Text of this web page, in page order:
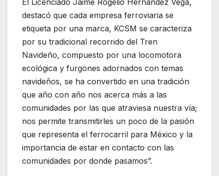
destacó que cada empresa ferroviaria se
etiqueta por una marca, KCSM se caracteriza
por su tradicional recorrido del Tren
Navideño, compuesto por una locomotora
ecológica y furgones adornados con temas
navideños, se ha convertido en una tradición
que año con año nos acerca más a las
comunidades por las que atraviesa nuestra vía;
nos permite transmitirles un poco de la pasión
que representa el ferrocarril para México y la
importancia de estar en contacto con las
comunidades por donde pasamos”.